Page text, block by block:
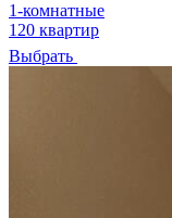
1-комнатные
120 квартир
Выбрать